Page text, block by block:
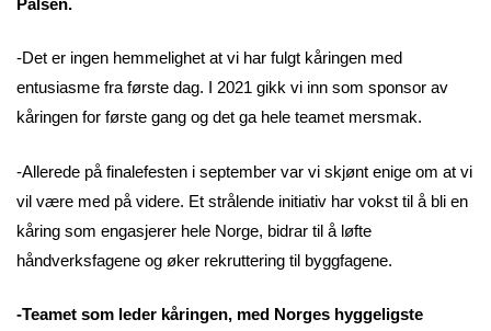
-Det er ingen hemmelighet at vi har fulgt kåringen med
entusiasme fra første dag. I 2021 gikk vi inn som sponsor av
kåringen for første gang og det ga hele teamet mersmak.
-Allerede på finalefesten i september var vi skjønt enige om at vi
vil være med på videre. Et strålende initiativ har vokst til å bli en
kåring som engasjerer hele Norge, bidrar til å løfte
håndverksfagene og øker rekruttering til byggfagene.
-Teamet som leder kåringen, med Norges hyggeligste